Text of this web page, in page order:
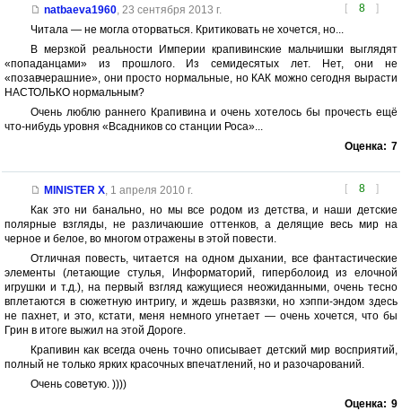
[ 8 ]
natbaeva1960, 23 сентября 2013 г.
Читала — не могла оторваться. Критиковать не хочется, но...
В мерзкой реальности Империи крапивинские мальчишки выглядят
«попаданцами» из прошлого. Из семидесятых лет. Нет, они не
«позавчерашние», они просто нормальные, но КАК можно сегодня вырасти
НАСТОЛЬКО нормальным?
Очень люблю раннего Крапивина и очень хотелось бы прочесть ещё
что-нибудь уровня «Всадников со станции Роса»...
Оценка: 7
[ 8 ]
MINISTER X, 1 апреля 2010 г.
Как это ни банально, но мы все родом из детства, и наши детские
полярные взгляды, не различаюшие оттенков, а делящие весь мир на
черное и белое, во многом отражены в этой повести.
Отличная повесть, читается на одном дыхании, все фантастические
элементы (летающие стулья, Информаторий, гиперболоид из елочной
игрушки и т.д.), на первый взгляд кажущиеся неожиданными, очень тесно
вплетаются в сюжетную интригу, и ждешь развязки, но хэппи-эндом здесь
не пахнет, и это, кстати, меня немного угнетает — очень хочется, что бы
Грин в итоге выжил на этой Дороге.
Крапивин как всегда очень точно описывает детский мир восприятий,
полный не только ярких красочных впечатлений, но и разочарований.
Очень советую. ))))
Оценка: 9